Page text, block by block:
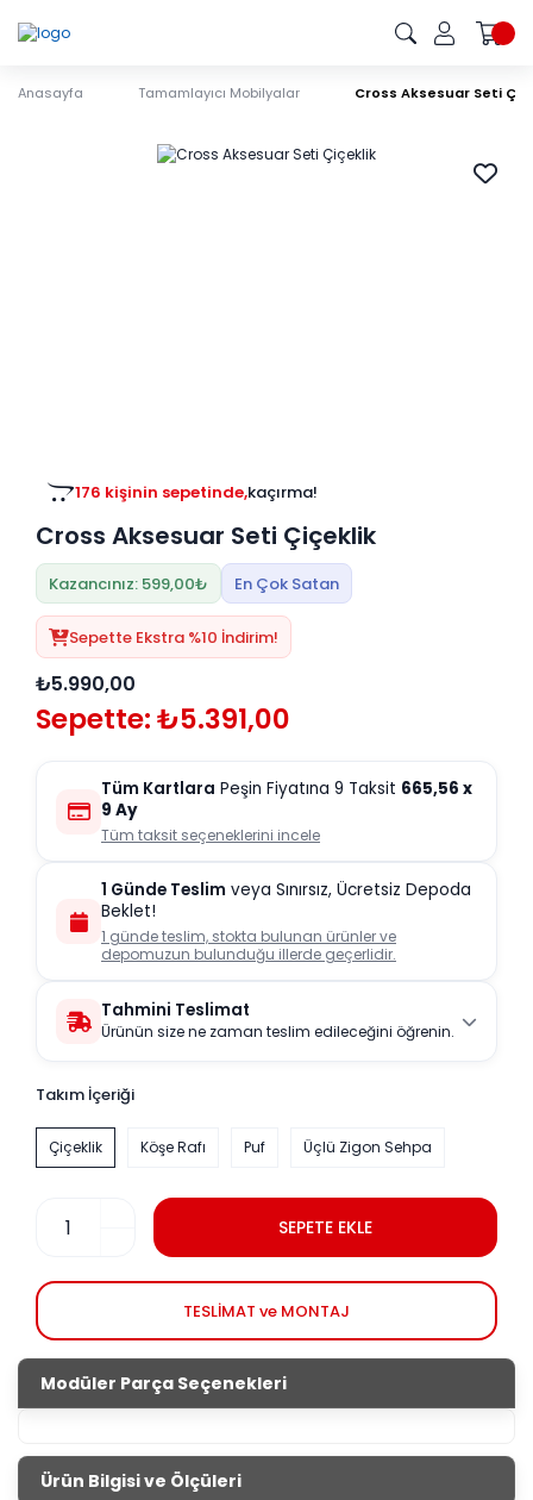
Anasayfa Tamamlayıcı Mobilyalar Cross Aksesuar Seti
176 kişinin sepetinde,kaçırma!
Cross Aksesuar Seti Çiçeklik
Kazancınız: 599,00₺ En Çok Satan
Sepette Ekstra %10 İndirim!
₺5.990,00
Sepette: ₺5.391,00
Tüm Kartlara Peşin Fiyatına 9 Taksit 665,56 x
9 Ay
Tüm taksit seçeneklerini incele
1 Günde Teslim veya Sınırsız, Ücretsiz Depoda
Beklet!
1 günde teslim, stokta bulunan ürünler ve
depomuzun bulunduğu illerde geçerlidir.
Tahmini Teslimat
Ürünün size ne zaman teslim edileceğini öğrenin.
Takım İçeriği
Çiçeklik Köşe Rafı Puf Üçlü Zigon Sehpa
SEPETE EKLE
TESLİMAT ve MONTAJ
Modüler Parça Seçenekleri
Ürün Bilgisi ve Ölçüleri